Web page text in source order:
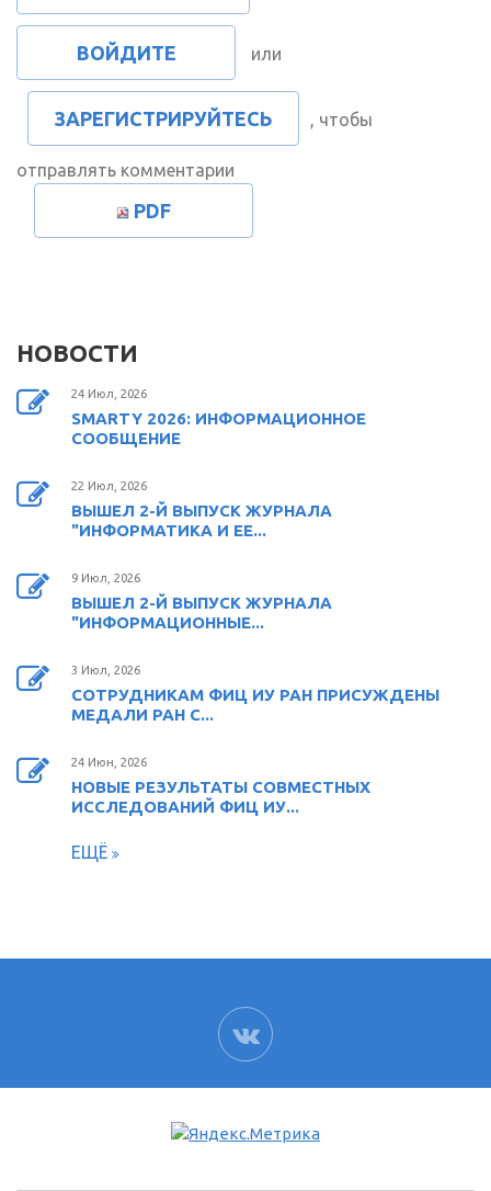
ВОЙДИТЕ или
ЗАРЕГИСТРИРУЙТЕСЬ , чтобы
отправлять комментарии
PDF
НОВОСТИ
24 Июл, 2026
SMARTY 2026: ИНФОРМАЦИОННОЕ
СООБЩЕНИЕ
22 Июл, 2026
ВЫШЕЛ 2-Й ВЫПУСК ЖУРНАЛА
"ИНФОРМАТИКА И ЕЕ...
9 Июл, 2026
ВЫШЕЛ 2-Й ВЫПУСК ЖУРНАЛА
"ИНФОРМАЦИОННЫЕ...
3 Июл, 2026
СОТРУДНИКАМ ФИЦ ИУ РАН ПРИСУЖДЕНЫ
МЕДАЛИ РАН С...
24 Июн, 2026
НОВЫЕ РЕЗУЛЬТАТЫ СОВМЕСТНЫХ
ИССЛЕДОВАНИЙ ФИЦ ИУ...
ЕЩЁ
ВК